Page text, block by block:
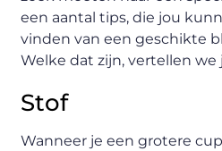
een aantal tips, die jou
vinden van een geschikte
Welke dat zijn, vertellen we
Stof
Wanneer je een grotere